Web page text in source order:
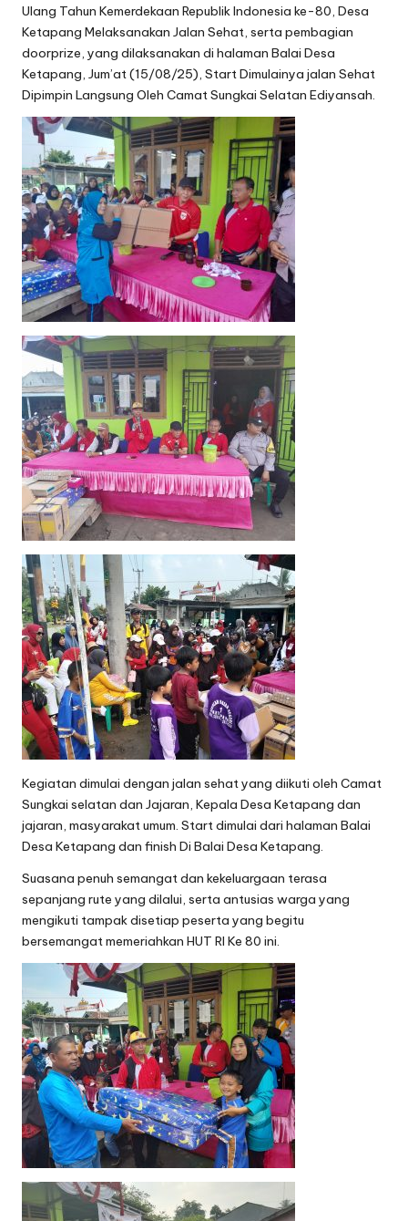
Ulang Tahun Kemerdekaan Republik Indonesia ke-80, Desa
Ketapang Melaksanakan Jalan Sehat, serta pembagian
doorprize, yang dilaksanakan di halaman Balai Desa
Ketapang, Jum’at (15/08/25), Start Dimulainya jalan Sehat
Dipimpin Langsung Oleh Camat Sungkai Selatan Ediyansah.
Kegiatan dimulai dengan jalan sehat yang diikuti oleh Camat
Sungkai selatan dan Jajaran, Kepala Desa Ketapang dan
jajaran, masyarakat umum. Start dimulai dari halaman Balai
Desa Ketapang dan finish Di Balai Desa Ketapang.
Suasana penuh semangat dan kekeluargaan terasa
sepanjang rute yang dilalui, serta antusias warga yang
mengikuti tampak disetiap peserta yang begitu
bersemangat memeriahkan HUT RI Ke 80 ini.